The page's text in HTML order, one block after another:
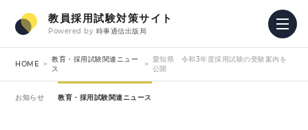
教員採用試験対策サイト
Powered by 時事通信出版局
HOME
教育・採用試験関連ニュー
ス
愛知県 令和3年度採用試験の受験案内を
公開
お知らせ 教育・採用試験関連ニュース